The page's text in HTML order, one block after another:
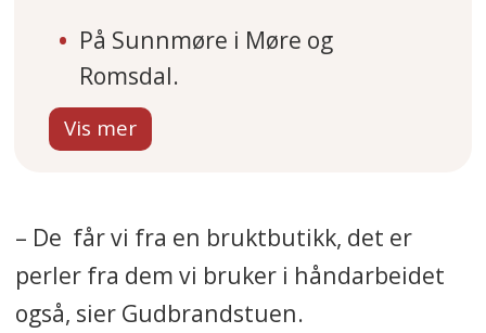
På Sunnmøre i Møre og
Romsdal.
Administrasjonssenteret er
Brattvåg.
tvangssammenslåing med
Ålesund, og etablert på nytt i
2024. I en folkeavstemning sa
– De får vi fra en bruktbutikk, det er
perler fra dem vi bruker i håndarbeidet
også, sier Gudbrandstuen.